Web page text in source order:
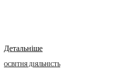
Детальніше
ОСВІТНЯ ДІЯЛЬНІСТЬ